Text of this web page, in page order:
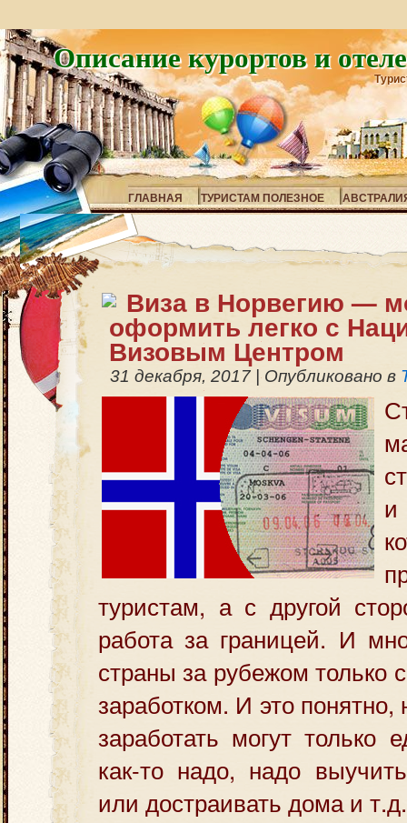
Описание курортов и
ГЛАВНАЯ ТУРИСТАМ ПОЛЕЗНОЕ
Виза в Норвегию —
оформить легко с
Визовым Центром
31 декабря, 2017 |Опубликовано в
туристам, а с другой
работа за границей. И
страны за рубежом только
заработком. И это
заработать могут
как-то надо, надо
или достраивать дома и т.д.